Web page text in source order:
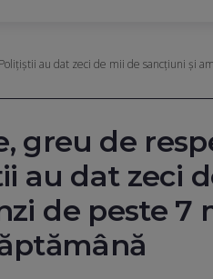
au dat zeci de mii de sancțiuni și
greu de
au dat zeci
de peste 7